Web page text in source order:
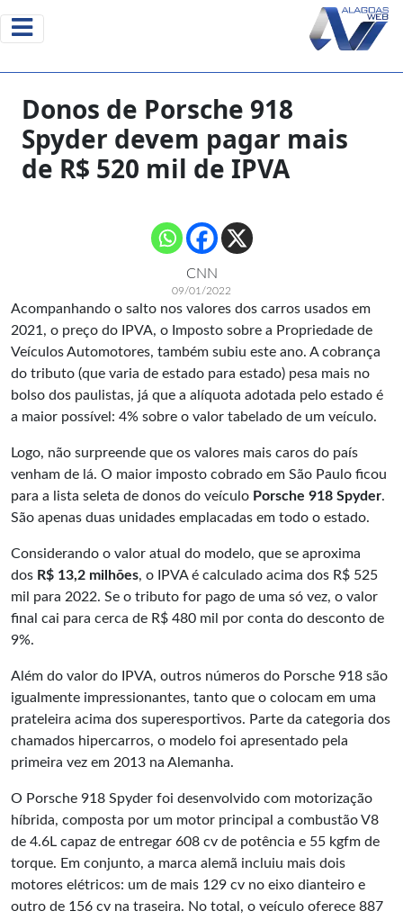
Donos de Porsche 918
Spyder devem pagar mais
de R$ 520 mil de IPVA
CNN
09/01/2022
Acompanhando o salto nos valores dos carros usados em
2021, o preço do IPVA, o Imposto sobre a Propriedade de
Veículos Automotores, também subiu este ano. A cobrança
do tributo (que varia de estado para estado) pesa mais no
bolso dos paulistas, já que a alíquota adotada pelo estado é
a maior possível: 4% sobre o valor tabelado de um veículo.
Logo, não surpreende que os valores mais caros do país
venham de lá. O maior imposto cobrado em São Paulo ficou
para a lista seleta de donos do veículo Porsche 918 Spyder.
São apenas duas unidades emplacadas em todo o estado.
Considerando o valor atual do modelo, que se aproxima
dos R$ 13,2 milhões, o IPVA é calculado acima dos R$ 525
mil para 2022. Se o tributo for pago de uma só vez, o valor
final cai para cerca de R$ 480 mil por conta do desconto de
9%.
Além do valor do IPVA, outros números do Porsche 918 são
igualmente impressionantes, tanto que o colocam em uma
prateleira acima dos superesportivos. Parte da categoria dos
chamados hipercarros, o modelo foi apresentado pela
primeira vez em 2013 na Alemanha.
O Porsche 918 Spyder foi desenvolvido com motorização
híbrida, composta por um motor principal a combustão V8
de 4.6L capaz de entregar 608 cv de potência e 55 kgfm de
torque. Em conjunto, a marca alemã incluiu mais dois
motores elétricos: um de mais 129 cv no eixo dianteiro e
outro de 156 cv na traseira. No total, o veículo oferece 887